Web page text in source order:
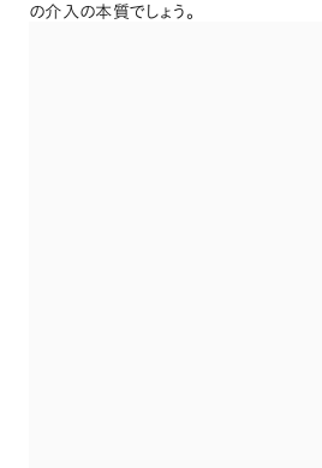
の介入の本質でしょう。